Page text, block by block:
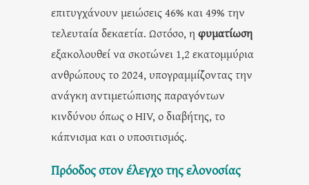
επιτυγχάνουν μειώσεις 46% και 49% την
τελευταία δεκαετία. Ωστόσο, η φυματίωση
εξακολουθεί να σκοτώνει 1,2 εκατομμύρια
ανθρώπους το 2024, υπογραμμίζοντας την
ανάγκη αντιμετώπισης παραγόντων
κινδύνου όπως ο HIV, ο διαβήτης, το
κάπνισμα και ο υποσιτισμός.
Πρόοδος στον έλεγχο της ελονοσίας